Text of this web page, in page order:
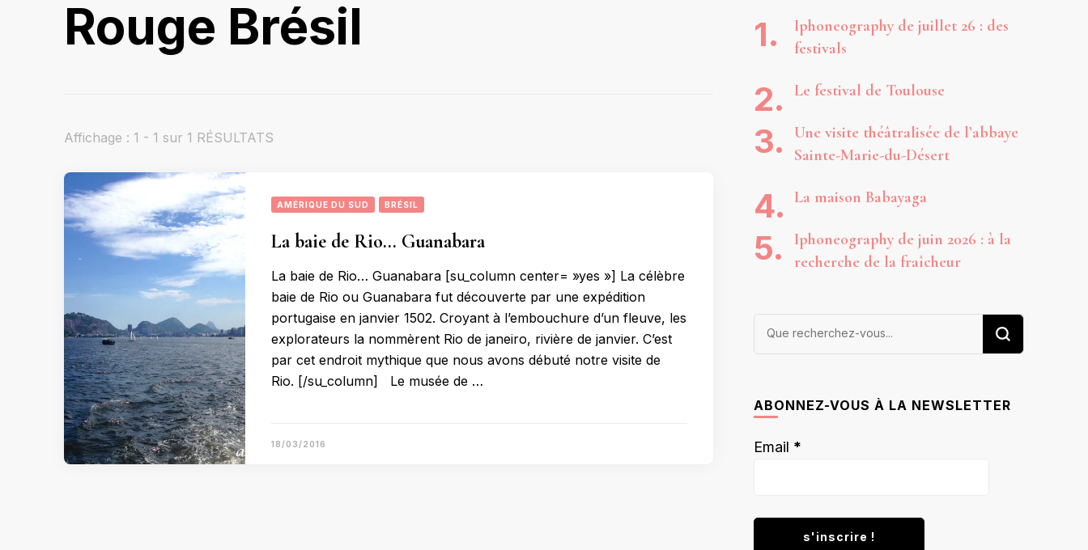
Rouge Brésil
Affichage : 1 - 1 sur 1 RÉSULTATS
AMÉRIQUE DU SUD BRÉSIL
La baie de Rio… Guanabara
La baie de Rio… Guanabara [su_column center= »yes »] La célèbre
baie de Rio ou Guanabara fut découverte par une expédition
portugaise en janvier 1502. Croyant à l’embouchure d’un fleuve, les
explorateurs la nommèrent Rio de janeiro, rivière de janvier. C’est
par cet endroit mythique que nous avons débuté notre visite de
Rio. [/su_column] Le musée de …
18/03/2016
Iphoneography de juillet 26 : des
festivals
Le festival de Toulouse
Une visite théâtralisée de l’abbaye
Sainte-Marie-du-Désert
La maison Babayaga
Iphoneography de juin 2026 : à la
recherche de la fraîcheur
Vous
ABONNEZ-VOUS À LA NEWSLETTER
Email *